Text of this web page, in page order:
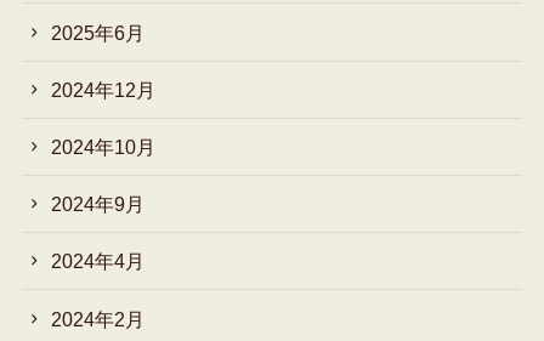
2025年6月
2024年12月
2024年10月
2024年9月
2024年4月
2024年2月